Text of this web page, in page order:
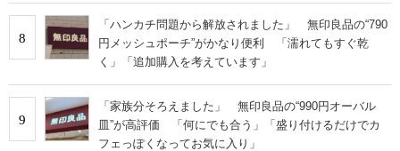
8
「ハンカチ問題から解放されました」 無印良品の“790
円メッシュポーチ”がかなり便利 「濡れてもすぐ乾
く」「追加購入を考えています」
9
「家族分そろえました」 無印良品の“990円オーバル
皿”が高評価 「何にでも合う」「盛り付けるだけでカ
フェっぽくなってお気に入り」